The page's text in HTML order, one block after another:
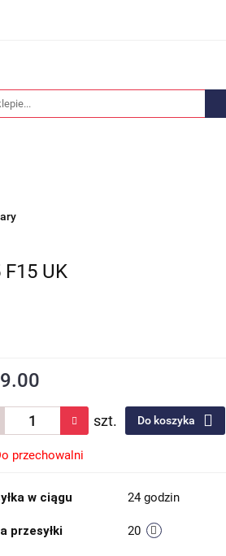
F15 UK
szt. Do koszyka
przechowalni
w ciągu 24 godzin
przesyłki 20